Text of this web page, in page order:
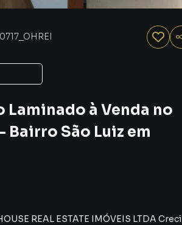
à Venda no
São Luiz em
REAL ESTATE IMÓVEIS LTDA Creci